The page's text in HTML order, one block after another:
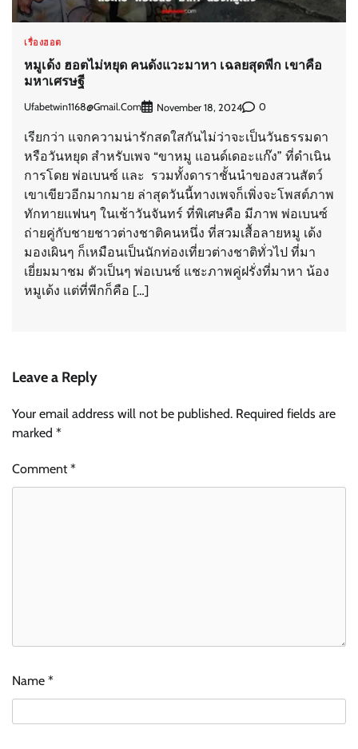
เรื่องฮอต
หมูเด้ง ฮอตไม่หยุด คนดังแวะมาหา เฉลยสุดพีก เขาคือ
มหาเศรษฐี
Ufabetwin1168@gmail.com November 18, 2024 0
เรียกว่า แจกความน่ารักสดใสกันไม่ว่าจะเป็นวันธรรมดา
หรือวันหยุด สำหรับเพจ “ขาหมู แอนด์เดอะแก๊ง” ที่ดำเนิน
การโดย พ่อเบนซ์ และ รวมทั้งดาราชั้นนำของสวนสัตว์
เขาเขียวอีกมากมาย ล่าสุดวันนี้ทางเพจก็เพิ่งจะโพสต์ภาพ
ทักทายแฟนๆ ในเช้าวันจันทร์ ที่พิเศษคือ มีภาพ พ่อเบนซ์
ถ่ายคู่กับชายชาวต่างชาติคนหนึ่ง ที่สวมเสื้อลายหมู เด้ง
มองเผินๆ ก็เหมือนเป็นนักท่องเที่ยวต่างชาติทั่วไป ที่มา
เยี่ยมมาชม ตัวเป็นๆ พ่อเบนซ์ แชะภาพคู่ฝรั่งที่มาหา น้อง
หมูเด้ง แต่ที่พีกก็คือ […]
Leave a Reply
Your email address will not be published. Required fields are
marked *
Comment*
Name *